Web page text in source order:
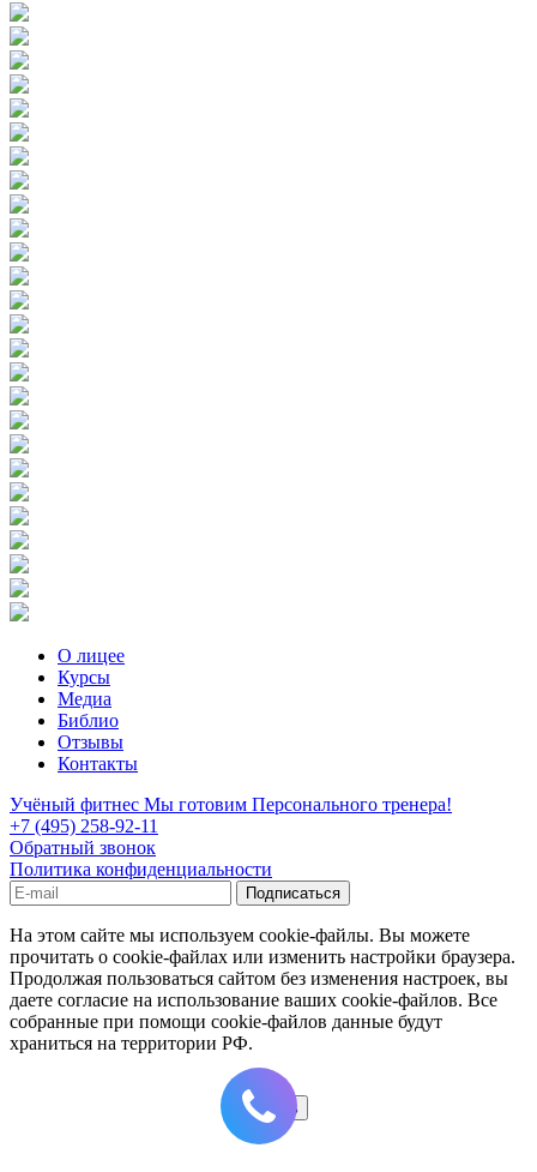
О лицее
Курсы
Медиа
Библио
Отзывы
Контакты
Учёный фитнес Мы готовим Персонального тренера!
+7 (495) 258-92-11
Обратный звонок
Политика конфиденциальности
На этом сайте мы используем cookie-файлы. Вы можете
прочитать о cookie-файлах или изменить настройки браузера.
Продолжая пользоваться сайтом без изменения настроек, вы
даете согласие на использование ваших cookie-файлов. Все
собранные при помощи cookie-файлов данные будут
храниться на территории РФ.
Принять